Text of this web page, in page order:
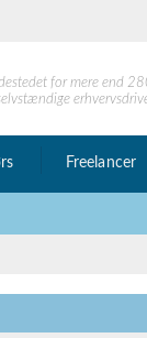
for mere end
Freelancer